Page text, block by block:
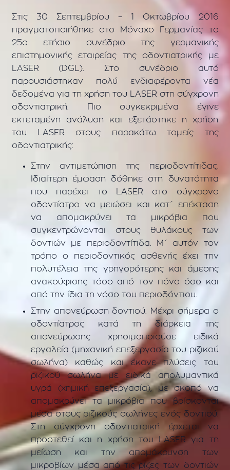
Στις 30 Σεπτεμβρίου – 1 Οκτωβρίου 2016
πραγματοποιήθηκε στο Μόναχο Γερμανίας το
25ο ετήσιο συνέδριο της γερμανικής
επιστημονικής εταιρείας της οδοντιατρικής με
LASER (DGL). Στο συνέδριο αυτό
παρουσιάστηκαν πολύ ενδιαφέροντα νέα
δεδομένα για τη χρήση του LASER στη σύγχρονη
οδοντιατρική. Πιο συγκεκριμένα έγινε
εκτεταμένη ανάλυση και εξετάστηκε η χρήση
του LASER στους παρακάτω τομείς της
οδοντιατρικής:
Στην αντιμετώπιση της περιοδοντίτιδας.
Ιδιαίτερη έμφαση δόθηκε στη δυνατότητα
που παρέχει το LASER στο σύγχρονο
οδοντίατρο να μειώσει και κατ΄ επέκταση
να απομακρύνει τα μικρόβια που
συγκεντρώνονται στους θυλάκους των
δοντιών με περιοδοντίτιδα. Μ΄ αυτόν τον
τρόπο ο περιοδοντικός ασθενής έχει την
πολυτέλεια της γρηγορότερης και άμεσης
ανακούφισης τόσο από τον πόνο όσο και
από την ίδια τη νόσο του περιοδόντιου.
Στην απονεύρωση δοντιού. Μέχρι σήμερα ο
οδοντίατρος κατά τη διάρκεια της
απονεύρωσης χρησιμοποιούσε ειδικά
εργαλεία (μηχανική επεξεργασία του ριζικού
σωλήνα) καθώς και έκανε πλύσεις του
ριζικού σωλήνα με ειδικά απολυμαντικά
υγρά (χημική επεξεργασία), με σκοπό να
απομακρύνει τα μικρόβια που βρίσκονται
μέσα στους ριζικούς σωλήνες ενός δοντιού.
Στη σύγχρονη οδοντιατρική έρχεται να
προστεθεί και η χρήση του LASER για τη
μείωση και την απομάκρυνση των
μικροβίων μέσα από τις ρίζες των δοντιών